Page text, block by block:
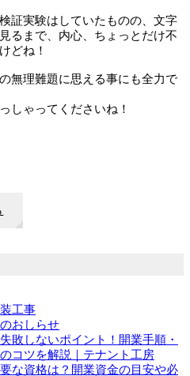
証実験はしていたものの、文字
るまで、内心、ちょっとだけ不
どね！
無理難題に思える事にも全力で
しゃってくださいね！
工事
おしらせ
敗しないポイント！開業手順・
コツを解説｜テナント工房
な資格は？開業資金の目安や必